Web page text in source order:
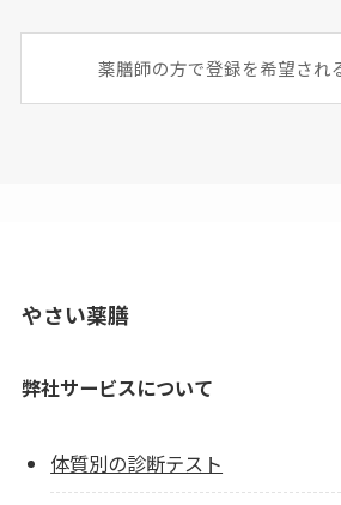
薬膳師の方で登録を希望され
やさい薬膳
弊社サービスについて
体質別の診断テスト